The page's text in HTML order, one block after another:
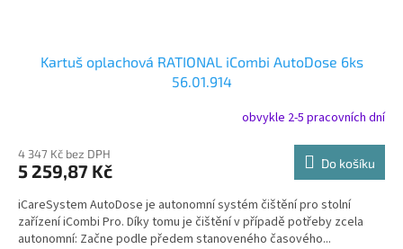
Kartuš oplachová RATIONAL iCombi AutoDose 6ks
56.01.914
obvykle 2-5 pracovních dní
4 347 Kč bez DPH
5 259,87 Kč Do košíku
iCareSystem AutoDose je autonomní systém čištění pro stolní
zařízení iCombi Pro. Díky tomu je čištění v případě potřeby zcela
autonomní: Začne podle předem stanoveného časového...